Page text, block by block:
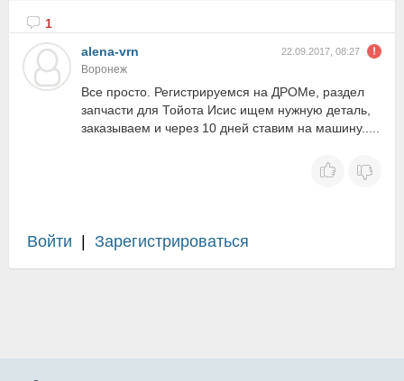
1
alena-vrn
22.09.2017, 08:27
Воронеж
Все просто. Регистрируемся на ДРОМе, раздел
запчасти для Тойота Исис ищем нужную деталь,
заказываем и через 10 дней ставим на машину.....
Войти Зарегистрироваться